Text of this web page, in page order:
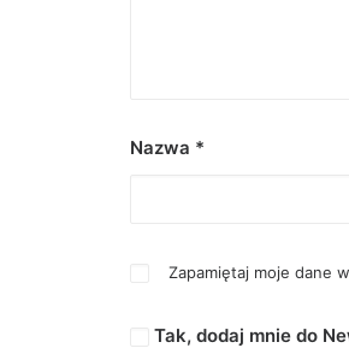
Nazwa *
Zapamiętaj moje dane
Tak, dodaj mnie do